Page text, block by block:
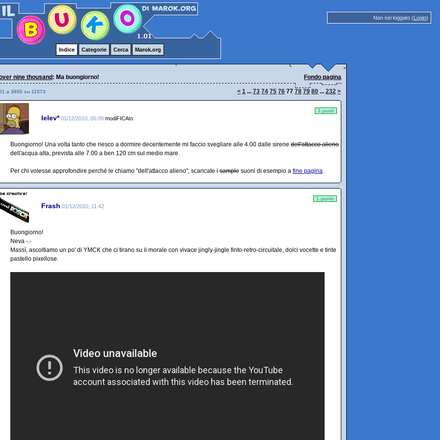
Non sei loggato (Login)
Indice Categorie Cerca Marok.org
nine thousand : Ma buongiorno! Fondo pagina
a 3850 su 11573 < 1 ... 73 74 75 76 77 78 79 80 ... 232 >
lelev* 01/12/2010, 05:09 modiFICAto
3 punti
Buongiorno! Una volta tanto che riesco a dormire decentemente mi faccio svegliare alle 4.00 dalle sirene dell'attacco alieno
dell'acqua alta, prevista alle 7.00 a ben 120 cm sul medio mare.
Per chi volesse approfondire perché le chiamo "dell'attacco alieno", scaricate i sample suoni di esempio a fine pagina.
Frash 01/12/2010, 11:42
1 punto
Buongiorno!
Neva -.-
Massì, ascoltiamo un po' di YMCK che ci tirano su il morale con vivace jingly-jingle finto-retro-circuitale, dolci vocette e tinte
pastello pixellose.